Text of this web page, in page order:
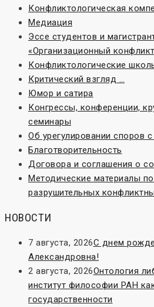
Конфликтологическая
Медиация
Эссе студентов и
«Организационный
Конфликтологические
Критический взгляд …
Юмор и сатира
Конгрессы, конференции,
семинары
Об урегулировании споров
Благотворительность
Договора и соглашения о
Методические материалы
разрушительных
НОВОСТИ
7 августа, 2026С днем
Александровна!
2 августа, 2026Онтология
институт философии РАН
государственности